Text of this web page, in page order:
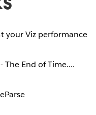
your Viz performance
The End of Time....